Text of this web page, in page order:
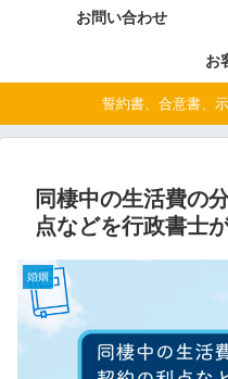
お問い合わせ
お
誓約書、合意書、
同棲中の生活費の
点などを行政書士
婚姻